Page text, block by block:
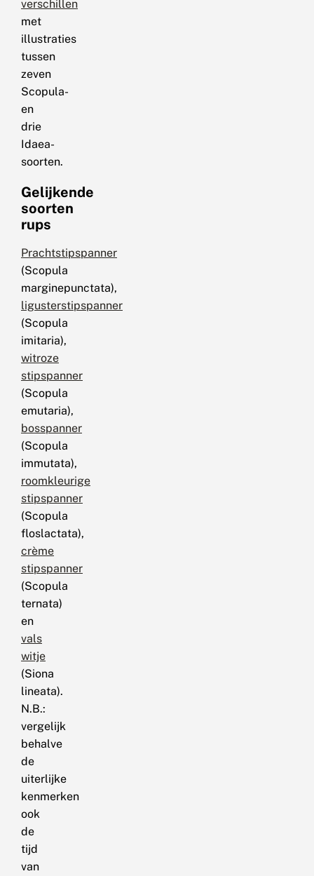
verschillen
met
illustraties
tussen
zeven
Scopula-
en
drie
Idaea-
soorten.
Gelijkende
soorten
rups
Prachtstipspanner
(Scopula
marginepunctata),
ligusterstipspanner
(Scopula
imitaria),
witroze
stipspanner
(Scopula
emutaria),
bosspanner
(Scopula
immutata),
roomkleurige
stipspanner
(Scopula
floslactata),
crème
stipspanner
(Scopula
ternata)
en
vals
witje
(Siona
lineata).
N.B.:
vergelijk
behalve
de
uiterlijke
kenmerken
ook
de
tijd
van